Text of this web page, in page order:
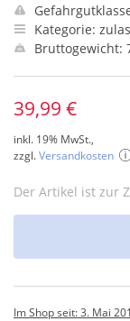
Kategorie:
Bruttogewicht:
39,99 €
inkl. 19% MwSt.,
zzgl.Versandkosten
Der Artikel ist zur
Im Shop seit: 3. Mai